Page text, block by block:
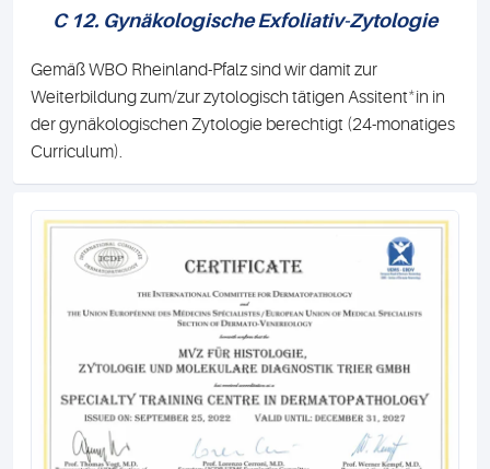
C 12. Gynäkologische Exfoliativ-Zytologie
Gemäß WBO Rheinland-Pfalz sind wir damit zur
Weiterbildung zum/zur zytologisch tätigen Assitent*in in
der gynäkologischen Zytologie berechtigt (24-monatiges
Curriculum).